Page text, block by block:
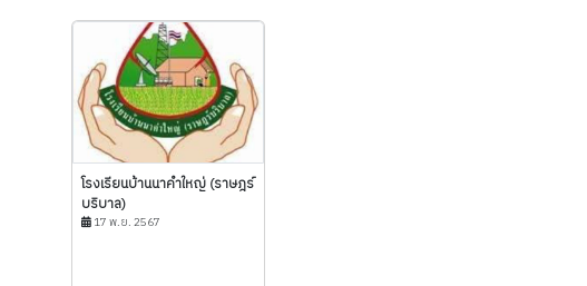
โรงเรียนบ้านนาคำใหญ่ (ราษฎร์
บริบาล)
17 พ.ย. 2567